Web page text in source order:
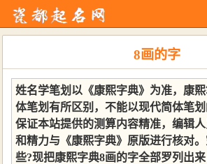
8画的字
姓名学笔划以《康熙字典》为准，康
体笔划有所区别，不能以现代简体笔
保证本站提供的测算内容精准，编辑
和精力与《康熙字典》原版进行核对
些?现把康熙字典8画的字全部罗列出